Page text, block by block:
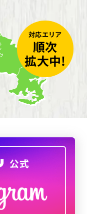
対応エリア
順次
拡大中!